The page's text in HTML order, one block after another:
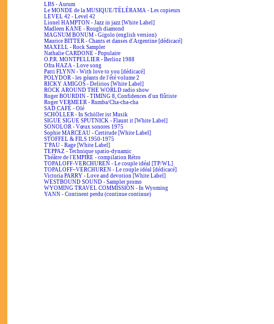
LBS - Aurum
Le MONDE de la MUSIQUE/TÉLÉRAMA - Les copieurs
LEVEL 42 - Level 42
Lionel HAMPTON - Jazz in jazz [White Label]
Madleen KANE - Rough diamond
MAGNUM BONUM - Gigolo (english version)
Maurice BITTER - Chants et danses d'Argentine [dédicacé]
MAXELL - Rock Sampler
Nathalie CARDONE - Populaire
O.P.R. MONTPELLIER - Berlioz 1988
Ofra HAZA - Love song
Patti FLYNN - With love to you [dédicacé]
POLYDOR - les géants de l'été volume 2
RICKY AMIGOS - Delirios [White Label]
ROCK AROUND THE WORLD radio show
Roger BOURDIN - TIMING 8, Confidences d'un flûtiste
Roger VERMEER - Rumba/Cha-cha-cha
SAD CAFÉ - Olé
SCHÖLLER - In Schöller ist Musik
SIGUE SIGUE SPUTNICK - Flaunt it [White Label]
SONOLOR - Vœux sonores 1975
Sophie MARCEAU - Certitude [White Label]
STOFFEL & FILS 1950-1975
T'PAU - Rage [White Label]
TEPPAZ - Technique spatio-dynamic
Théâtre de l'EMPIRE - compilation Rétro
TOPALOFF-VERCHUREN - Le couple idéal [TP/WL]
TOPALOFF~VERCHUREN - Le couple idéal [dédicacé]
Victoria PARRY - Love and devotion [White Label]
WESTBOUND SOUND - Sampler promo
WYOMING TRAVEL COMMISSION - In Wyoming
YANN - Continent perdu (continue continue)